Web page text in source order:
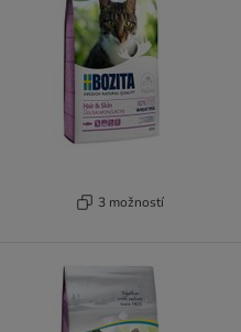
3 možností